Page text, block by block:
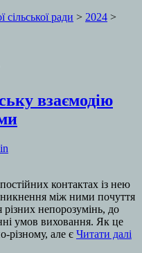
ради > 2024 >
взаємодію
контактах із нею
між ними почуття
різних непорозумінь, до
умов виховання. Як це
різному, але є Читати далі